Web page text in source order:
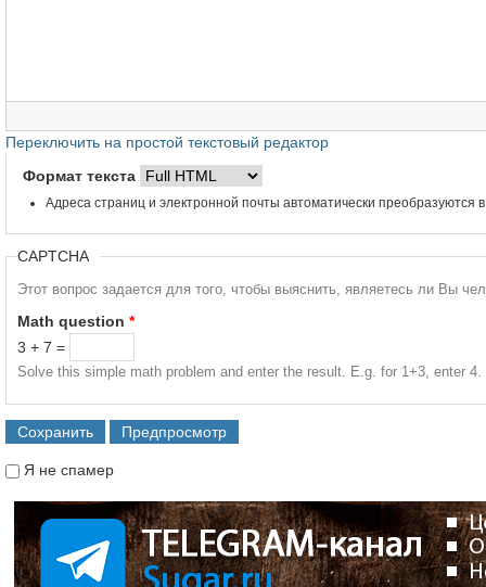
Переключить на простой текстовый редактор
Формат текста
Адреса страниц и электронной почты автоматически преобразуются
CAPTCHA
Этот вопрос задается для того, чтобы выяснить, являетесь ли Вы
Math question *
3 + 7 =
Solve this simple math problem and enter the result. E.g. for 1+3, enter 4.
Я не спамер